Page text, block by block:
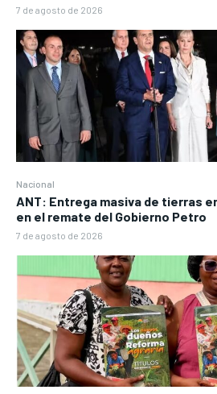
7 de agosto de 2026
Nacional
ANT: Entrega masiva de tierras
en el remate del Gobierno Petro
7 de agosto de 2026